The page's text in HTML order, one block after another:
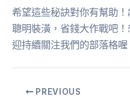
希望這些秘訣對你有幫助
聰明裝潢，省錢大作戰吧
迎持續關注我們的部落格喔
PREVIOUS